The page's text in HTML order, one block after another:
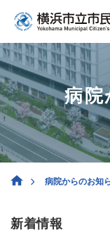
病
病院からのお知
新着情報